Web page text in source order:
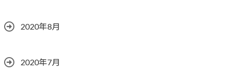
2020年8月
2020年7月